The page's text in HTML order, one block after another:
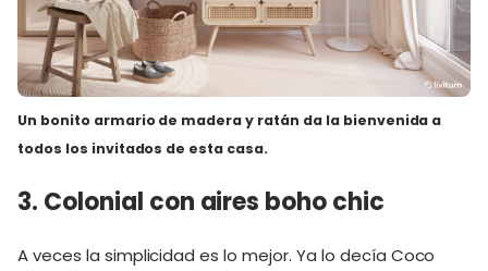
Un bonito armario de madera y ratán da la bienvenida a
todos los invitados de esta casa.
3. Colonial con aires boho chic
A veces la simplicidad es lo mejor. Ya lo decía Coco